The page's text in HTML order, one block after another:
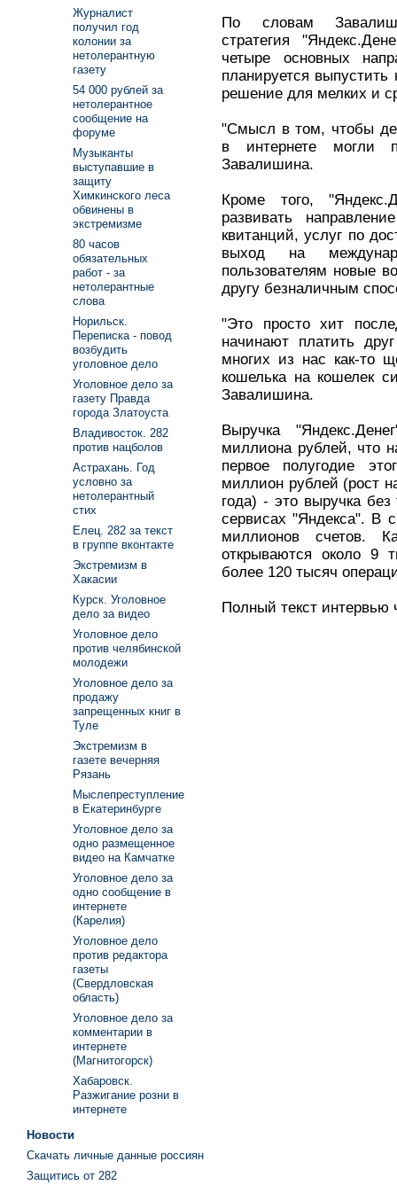
По словам
стратегия
четыре основных
планируется
решение для мелких и
"Смысл в том, чтобы
в интернете могли
Завалишина.
Кроме того,
развивать
квитанций, услуг по
выход на
пользователям новые
другу безналичным
"Это просто хит
начинают платить
многих из нас как-то
кошелька на кошелек
Завалишина.
Выручка
миллиона рублей, что
первое полугодие
миллион рублей (рост
года) - это выручка без
сервисах "Яндекса". В
миллионов счетов.
открываются около 9
более 120 тысяч
Полный текст интервью
Журналист
получил год
колонии за
нетолерантную
газету
54 000 рублей за
нетолерантное
сообщение на
форуме
Музыканты
выступавшие в
защиту
Химкинского леса
обвинены в
экстремизме
80 часов
обязательных
работ - за
нетолерантные
слова
Норильск.
Переписка - повод
возбудить
уголовное дело
Уголовное дело за
газету Правда
города Златоуста
Владивосток. 282
против нацболов
Астрахань. Год
условно за
нетолерантный
стих
Елец. 282 за текст
в группе вконтакте
Экстремизм в
Хакасии
Курск. Уголовное
дело за видео
Уголовное дело
против челябинской
молодежи
Уголовное дело за
продажу
запрещенных книг в
Туле
Экстремизм в
газете вечерняя
Рязань
Мыслепреступление
в Екатеринбурге
Уголовное дело за
одно размещенное
видео на Камчатке
Уголовное дело за
одно сообщение в
интернете
(Карелия)
Уголовное дело
против редактора
газеты
(Свердловская
область)
Уголовное дело за
комментарии в
интернете
(Магнитогорск)
Хабаровск.
Разжигание розни в
интернете
Новости
Скачать личные данные россиян
Защитись от 282